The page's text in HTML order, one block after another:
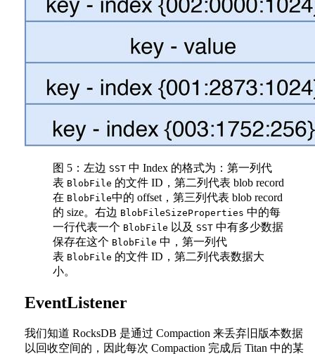
图 5：左边 SST 中 Index 的格式为：第一列代
表 BlobFile 的文件 ID，第二列代表 blob record
在 BlobFile中的 offset，第三列代表 blob record
的 size。右边 BlobFileSizeProperties 中的每
一行代表一个 BlobFile 以及 SST 中有多少数据
保存在这个 BlobFile 中，第一列代
表 BlobFile 的文件 ID，第二列代表数据大
小。
EventListener
我们知道 RocksDB 是通过 Compaction 来丢弃旧版本数据
以回收空间的，因此每次 Compaction 完成后 Titan 中的某